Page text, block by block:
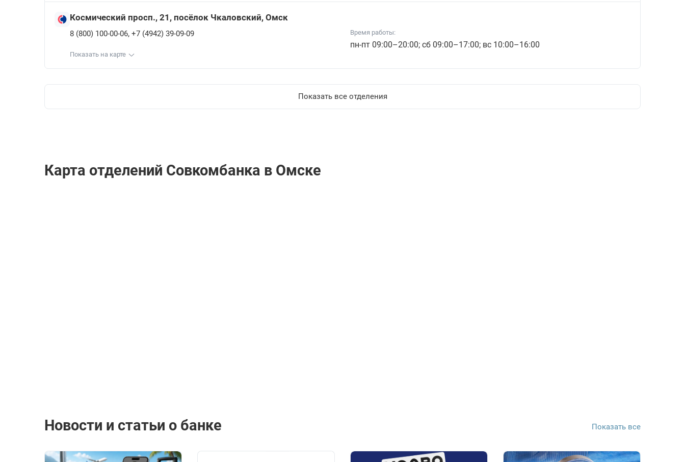
Космический просп., 21, посёлок Чкаловский, Омск
8 (800) 100-00-06, +7 (4942) 39-09-09 Время работы:
пн-пт 09:00–20:00; сб 09:00–17:00; вс 10:00–16:00
Показать на карте
Показать все отделения
Карта отделений Совкомбанкa в Омске
Новости и статьи о банке Показать все